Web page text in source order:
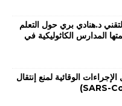
د.هنادي بري حول التعلم
المدارس الكاثوليكية في
الوقائية لمنع إنتقال